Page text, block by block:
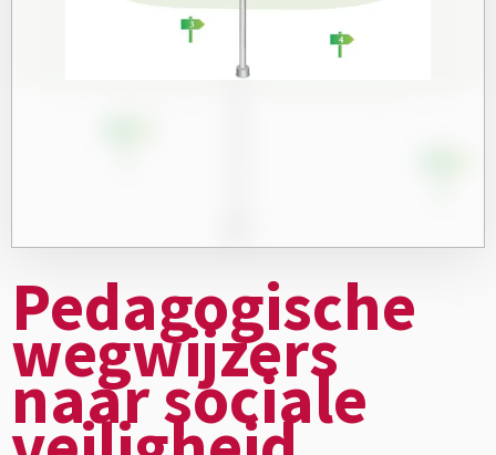
Pedagogische
wegwijzers
naar sociale